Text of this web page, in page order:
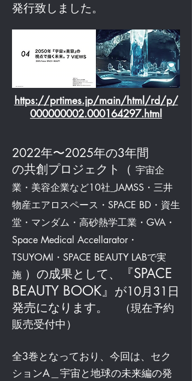
発行致しました。
https://prtimes.jp/main/html/rd/p/
000000002.000164297.html
2022年〜2025年の3年間
​の共創プロジェクト（ 宇宙企
業・美容企業など10社_JAMSS・三井
物産エアロスペース・SPACE BD・資生
堂・マンダム・高砂熱学工業・GVA・
Space Medical Accellarator・
TSUYOMI・SPACE BEAUTY LABで実
施 ）の成果として、
『SPACE
BEAUTY BOOK』 が10月31日
発売になります。
（現在予約
販売受付中）
全3巻となっており、今回は、セク
ションA＿宇宙と地球の未来編の発